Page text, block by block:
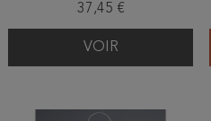
37,45 €
VOIR